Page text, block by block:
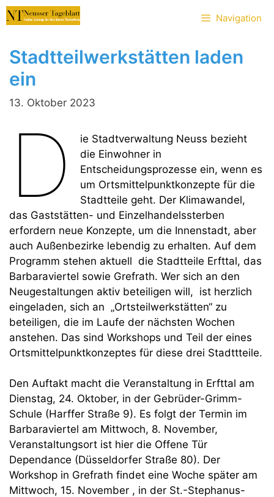
Zum
Inhalt
Navigation
Stadtteilwerkstätten laden
ein
13. Oktober 2023
D
ie Stadtverwaltung Neuss bezieht
die Einwohner in
Entscheidungsprozesse ein, wenn es
um Ortsmittelpunktkonzepte für die
Stadtteile geht. Der Klimawandel,
das Gaststätten- und Einzelhandelssterben
erfordern neue Konzepte, um die Innenstadt, aber
auch Außenbezirke lebendig zu erhalten. Auf dem
Programm stehen aktuell die Stadtteile Erfttal, das
Barbaraviertel sowie Grefrath. Wer sich an den
Neugestaltungen aktiv beteiligen will, ist herzlich
eingeladen, sich an „Ortsteilwerkstätten“ zu
beteiligen, die im Laufe der nächsten Wochen
anstehen. Das sind Workshops und Teil der eines
Ortsmittelpunktkonzeptes für diese drei Stadttteile.
Den Auftakt macht die Veranstaltung in Erfttal am
Dienstag, 24. Oktober, in der Gebrüder-Grimm-
Schule (Harffer Straße 9). Es folgt der Termin im
Barbaraviertel am Mittwoch, 8. November,
Veranstaltungsort ist hier die Offene Tür
Dependance (Düsseldorfer Straße 80). Der
Workshop in Grefrath findet eine Woche später am
Mittwoch, 15. November , in der St.-Stephanus-